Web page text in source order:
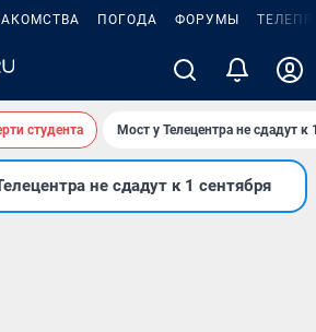
ПОГОДА ФОРУМЫ
студента Мост у Телецентра не сдадут к
не сдадут к 1 сентября